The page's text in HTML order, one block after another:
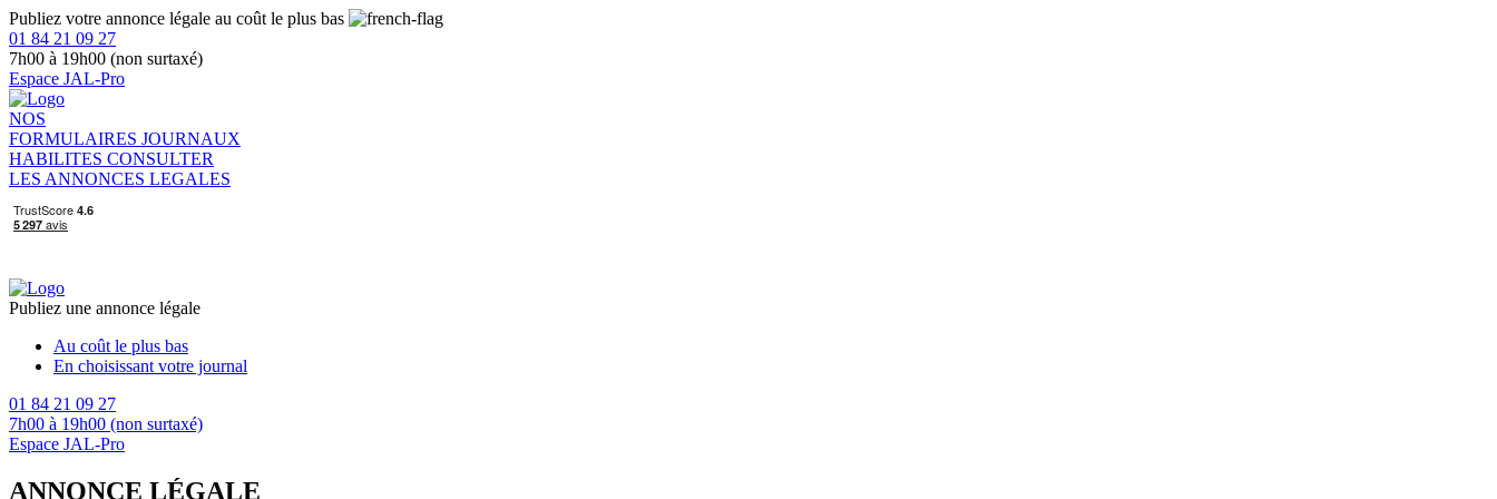
Publiez votre annonce légale au coût le plus bas
01 84 21 09 27
7h00 à 19h00 (non surtaxé)
Espace JAL-Pro
NOS
FORMULAIRES JOURNAUX
HABILITES CONSULTER
LES ANNONCES LEGALES
Publiez une annonce légale
Au coût le plus bas
En choisissant votre journal
01 84 21 09 27
7h00 à 19h00 (non surtaxé)
Espace JAL-Pro
ANNONCE LÉGALE